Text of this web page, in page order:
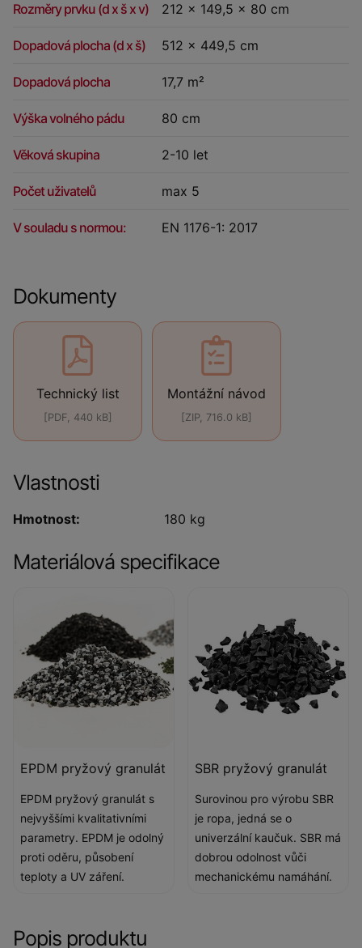
Rozměry prvku (d x š x v) 212 x 149,5 x 80 cm
Dopadová plocha (d x š) 512 x 449,5 cm
Dopadová plocha 17,7 m²
Výška volného pádu 80 cm
Věková skupina 2-10 let
Počet uživatelů max 5
V souladu s normou: EN 1176-1: 2017
Dokumenty
Technický list
[PDF, 440 kB]
Montážní návod
[ZIP, 716.0 kB]
Vlastnosti
Hmotnost: 180 kg
Materiálová specifikace
EPDM pryžový granulát
EPDM pryžový granulát s
nejvyššími kvalitativními
parametry. EPDM je odolný
proti oděru, působení
teploty a UV záření.
SBR pryžový granulát
Surovinou pro výrobu SBR
je ropa, jedná se o
univerzální kaučuk. SBR má
dobrou odolnost vůči
mechanickému namáhání.
Popis produktu